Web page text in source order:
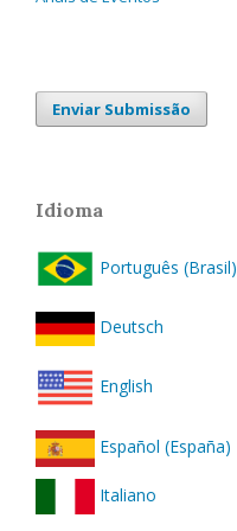
Enviar Submissão
Idioma
Português (Brasil)
Deutsch
English
Español (España)
Italiano